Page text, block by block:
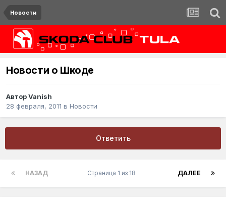
Новости
Новости о Шкоде
АвторVanish
28 февраля, 2011 в Новости
Ответить
НАЗАД ДАЛЕЕ
Страница 1 из 18